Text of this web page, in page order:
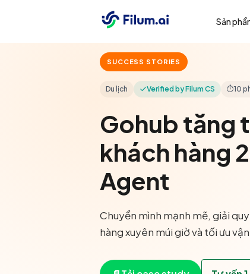
Sản
SUCCESS STORIES
Du lịch Verified by Filum CS ⏱10
Gohub tăng
khách hàng
Agent
Chuyển mình mạnh mẽ, giải
hàng xuyên múi giờ và tối ưu